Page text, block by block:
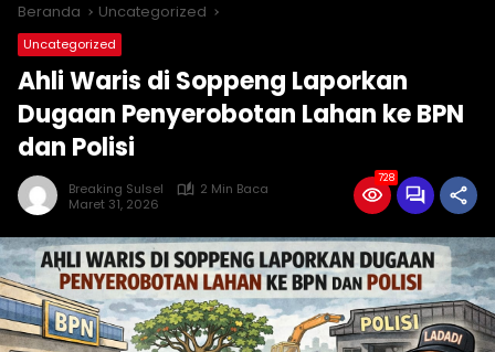
Beranda Uncategorized
Uncategorized
Ahli Waris di Soppeng Laporkan
Dugaan Penyerobotan Lahan ke BPN
dan Polisi
Breaking Sulsel
2 Min Baca
Maret 31, 2026
728